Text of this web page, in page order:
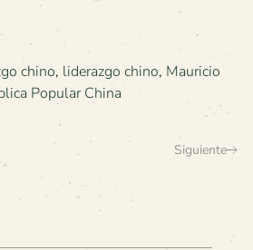
chino, liderazgo chino, Mauricio
Popular China
Siguiente